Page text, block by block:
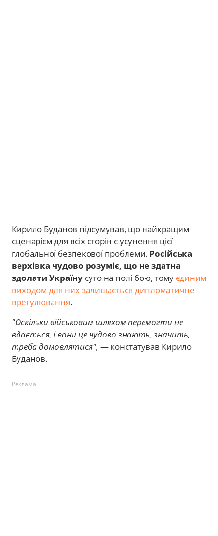
Кирило Буданов підсумував, що найкращим
сценарієм для всіх сторін є усунення цієї
глобальної безпекової проблеми. Російська
верхівка чудово розуміє, що не здатна
здолати Україну суто на полі бою, тому єдиним
виходом для них залишається дипломатичне
врегулювання.
"Оскільки військовим шляхом перемогти не
вдається, і вони це чудово знають, значить,
треба домовлятися", — констатував Кирило
Буданов.
Реклама